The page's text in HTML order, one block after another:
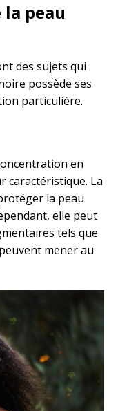
peau
des sujets qui
possède ses
particulière.
en
caractéristique. La
la peau
elle peut
tels que
mener au